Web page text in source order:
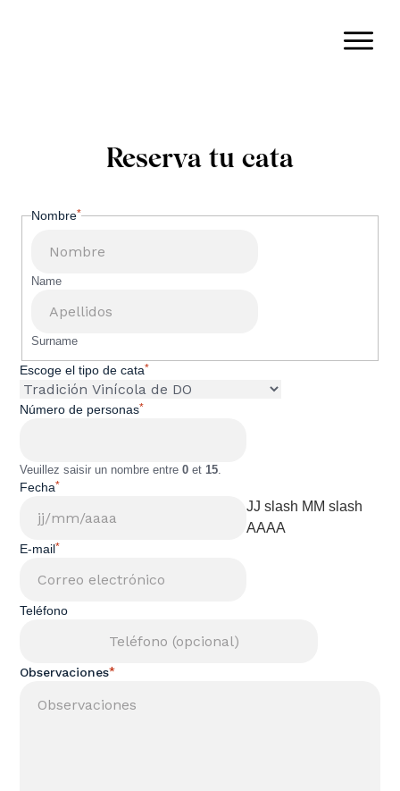
Reserva tu cata
Nombre*
Name
Surname
Escoge el tipo de cata*
Número de personas*
Veuillez saisir un nombre entre 0 et 15
Fecha*
JJ slash MM slash
AAAA
E-mail*
Teléfono
Observaciones*